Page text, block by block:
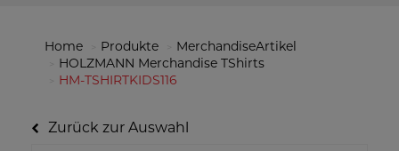
Home Produkte
MerchandiseArtikel
HOLZMANN Merchandise TShirts
HM-TSHIRTKIDS116
Zurück zur Auswahl